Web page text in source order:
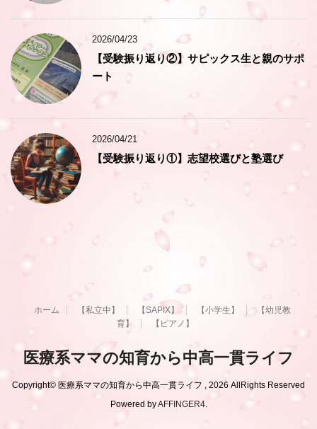
2026/04/23
【受験振り返り②】サピックス生と親のサポ
ート
2026/04/21
【受験振り返り①】志望校選びと塾選び
ホーム 【私立中】 【SAPIX】 【小学生】
【幼児教
育】
【ピアノ】
医療系ママの知育から中高一貫ライフ
Copyright© 医療系ママの知育から中高一貫ライフ , 2026 AllRights Reserved
Powered byAFFINGER4.